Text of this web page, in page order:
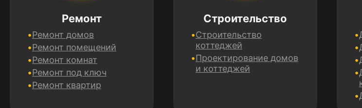
Ремонт
Ремонт домов
Ремонт помещений
Ремонт комнат
Ремонт под ключ
Ремонт квартир
Строительство
Строительство
коттеджей
Проектирование домов
и коттеджей